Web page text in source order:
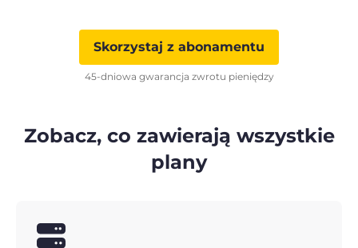
Skorzystaj z abonamentu
45-dniowa gwarancja zwrotu pieniędzy
Zobacz, co zawierają wszystkie
plany